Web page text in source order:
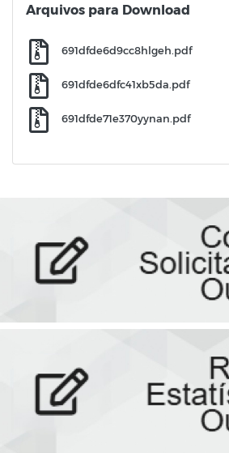
Arquivos para Download
691dfde6d9cc8hlgeh.pdf
691dfde6dfc41xb5da.pdf
691dfde71e370yynan.pdf